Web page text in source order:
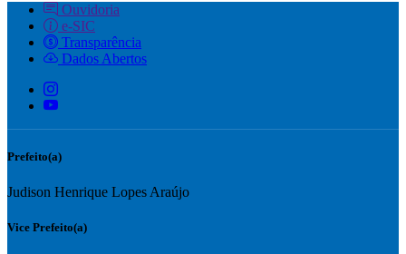
Ouvidoria
e-SIC
Transparência
Dados Abertos
Prefeito(a)
Judison Henrique Lopes Araújo
Vice Prefeito(a)